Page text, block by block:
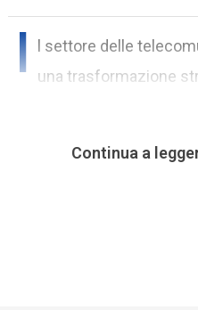
I
l settore delle
una trasformazione
Continua a